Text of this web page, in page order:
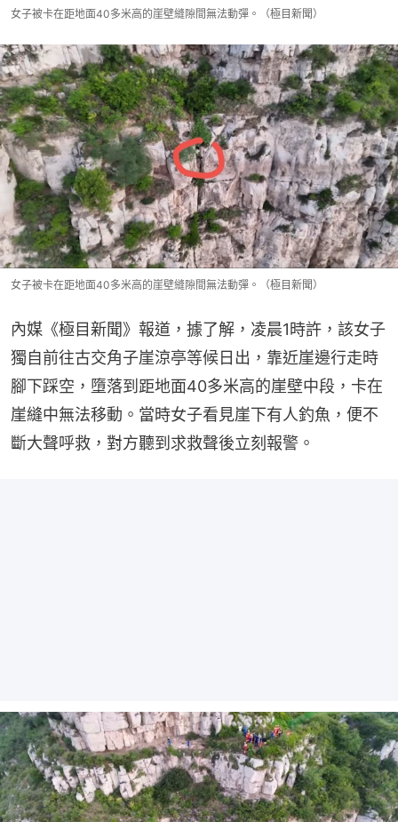
女子被卡在距地面40多米高的崖壁縫隙間無法動彈。（極目新聞）
女子被卡在距地面40多米高的崖壁縫隙間無法動彈。（極目新聞）
內媒《極目新聞》報道，據了解，凌晨1時許，該女子
獨自前往古交角子崖涼亭等候日出，靠近崖邊行走時
腳下踩空，墮落到距地面40多米高的崖壁中段，卡在
崖縫中無法移動。當時女子看見崖下有人釣魚，便不
斷大聲呼救，對方聽到求救聲後立刻報警。